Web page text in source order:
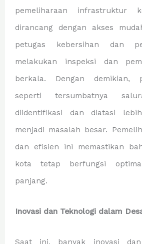
pemeliharaan infrastruktur
dirancang dengan akses
petugas kebersihan dan
melakukan inspeksi dan
berkala. Dengan demikian,
seperti tersumbatnya
diidentifikasi dan diatasi
menjadi masalah besar.
dan efisien ini memastikan
kota tetap berfungsi
panjang.
Inovasi dan Teknologi dalam
Saat ini, banyak inovasi